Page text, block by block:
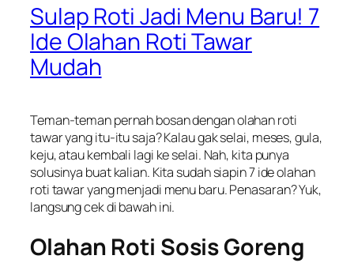
Sulap Roti Jadi Menu Baru! 7
Ide Olahan Roti Tawar
Mudah
Teman-teman pernah bosan dengan olahan roti
tawar yang itu-itu saja? Kalau gak selai, meses, gula,
keju, atau kembali lagi ke selai. Nah, kita punya
solusinya buat kalian. Kita sudah siapin 7 ide olahan
roti tawar yang menjadi menu baru. Penasaran? Yuk,
langsung cek di bawah ini.
Olahan Roti Sosis Goreng